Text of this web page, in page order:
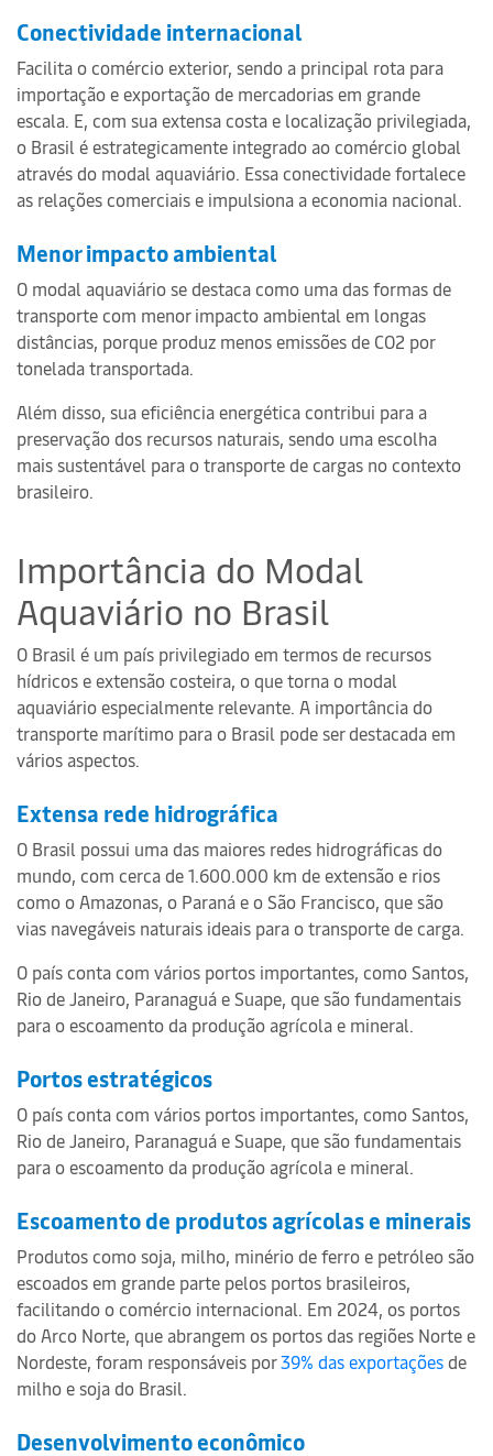
Conectividade internacional
Facilita o comércio exterior, sendo a principal rota para
importação e exportação de mercadorias em grande
escala. E, com sua extensa costa e localização privilegiada,
o Brasil é estrategicamente integrado ao comércio global
através do modal aquaviário. Essa conectividade fortalece
as relações comerciais e impulsiona a economia nacional.
Menor impacto ambiental
O modal aquaviário se destaca como uma das formas de
transporte com menor impacto ambiental em longas
distâncias, porque produz menos emissões de CO2 por
tonelada transportada.
Além disso, sua eficiência energética contribui para a
preservação dos recursos naturais, sendo uma escolha
mais sustentável para o transporte de cargas no contexto
brasileiro.
Importância do Modal
Aquaviário no Brasil
O Brasil é um país privilegiado em termos de recursos
hídricos e extensão costeira, o que torna o modal
aquaviário especialmente relevante. A importância do
transporte marítimo para o Brasil pode ser destacada em
vários aspectos.
Extensa rede hidrográfica
O Brasil possui uma das maiores redes hidrográficas do
mundo, com cerca de 1.600.000 km de extensão e rios
como o Amazonas, o Paraná e o São Francisco, que são
vias navegáveis naturais ideais para o transporte de carga.
O país conta com vários portos importantes, como Santos,
Rio de Janeiro, Paranaguá e Suape, que são fundamentais
para o escoamento da produção agrícola e mineral.
Portos estratégicos
O país conta com vários portos importantes, como Santos,
Rio de Janeiro, Paranaguá e Suape, que são fundamentais
para o escoamento da produção agrícola e mineral.
Escoamento de produtos agrícolas e minerais
Produtos como soja, milho, minério de ferro e petróleo são
escoados em grande parte pelos portos brasileiros,
facilitando o comércio internacional. Em 2024, os portos
do Arco Norte, que abrangem os portos das regiões Norte e
Nordeste, foram responsáveis por39% das exportaçõesde
milho e soja do Brasil.
Desenvolvimento econômico